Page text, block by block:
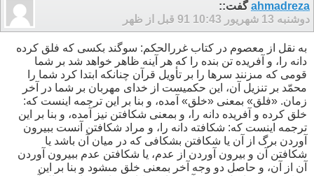
ahmadrezaگفت::
دوشنبه 13 شهریور 91
10:43 قبل از ظهر
به نقل از معصوم در کتاب غررالحکم: سوگند بكسى كه فلق كرده
دانه را، و آفريده تن بنده را كه هر آينه ظاهر خواهد شد بر شما
قومى كه مى‏زنند سرها را بر تأويل قرآن چنانكه ابتدا كرد شما را
محمّد بر تنزيل آن، اين حكميست از خداى مهربان بر شما در آخر
زمان. «فلق» بمعنى «خلق» آمده، و بنا بر اين ترجمه اينست كه:
خلق كرده و آفريده دانه را، و بمعنى شكافتن نيز آمده، و بنا بر اين
ترجمه اينست كه: شكافته دانه را، و مراد شكافتن آنست ببيرون
آوردن برگ از آن يا شكافتن بشكافى كه در ميان آن باشد يا
شكافتن آن و بيرون آوردن از عدم، يا شكافتن عدم ببيرون آوردن
آن از آن، و حاصل دو وجه آخر بمعنى خلق مى‏شود و بنا بر اين